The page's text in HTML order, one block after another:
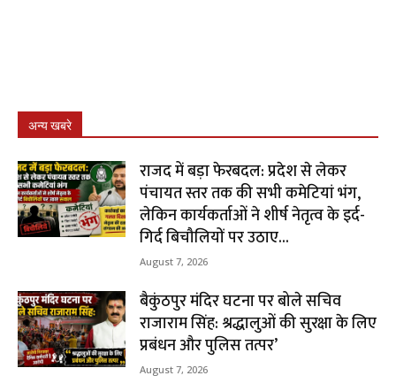
अन्य खबरे
राजद में बड़ा फेरबदल: प्रदेश से लेकर
पंचायत स्तर तक की सभी कमेटियां भंग,
लेकिन कार्यकर्ताओं ने शीर्ष नेतृत्व के इर्द-
गिर्द बिचौलियों पर उठाए...
August 7, 2026
बैकुंठपुर मंदिर घटना पर बोले सचिव
राजाराम सिंह: श्रद्धालुओं की सुरक्षा के लिए
प्रबंधन और पुलिस तत्पर’
August 7, 2026